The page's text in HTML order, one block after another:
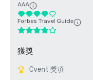
AAA
Forbes Travel Guide
獲獎
Cvent 獎項